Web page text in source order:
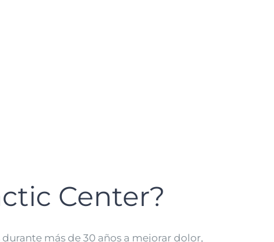
Center?
más de 30 años a mejorar dolor,